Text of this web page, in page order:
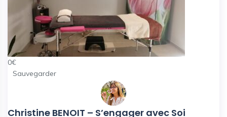
0€
Sauvegarder
Christine BENOIT – S’engager avec Soi